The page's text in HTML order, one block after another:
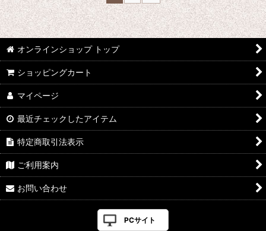
オンラインショップ トップ
ショッピングカート
マイページ
最近チェックしたアイテム
特定商取引法表示
ご利用案内
お問い合わせ
PCサイト